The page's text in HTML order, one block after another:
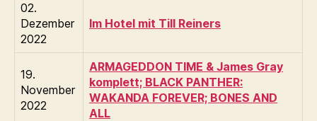
02.
Dezember
2022
Im Hotel mit Till Reiners
19.
November
2022
ARMAGEDDON TIME & James Gray
komplett; BLACK PANTHER:
WAKANDA FOREVER; BONES AND
ALL